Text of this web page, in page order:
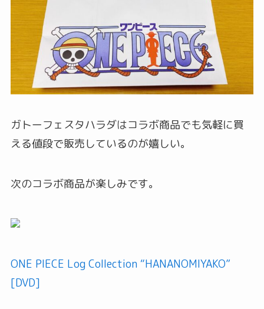
ガトーフェスタハラダはコラボ商品でも気軽に買
える値段で販売しているのが嬉しい。
次のコラボ商品が楽しみです。
ONE PIECE Log Collection “HANANOMIYAKO”
[DVD]